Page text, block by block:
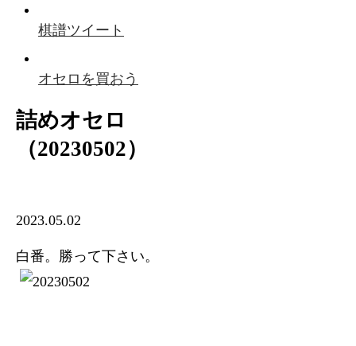
棋譜ツイート
オセロを買おう
詰めオセロ
（20230502）
2023.05.02
白番。勝って下さい。